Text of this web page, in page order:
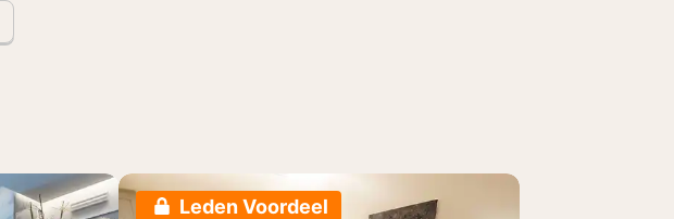
Leden Voordeel